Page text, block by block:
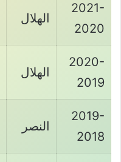
2021-
2020
الهلال
2020-
2019
الهلال
2019-
2018
النصر